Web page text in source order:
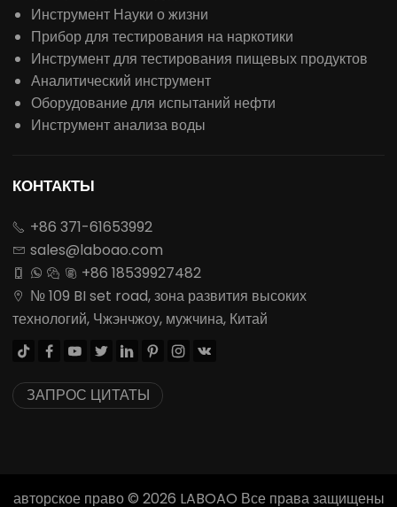
Инструмент Науки о жизни
Прибор для тестирования на наркотики
Инструмент для тестирования пищевых продуктов
Аналитический инструмент
Оборудование для испытаний нефти
Инструмент анализа воды
КОНТАКТЫ
 +86 371-61653992
 sales@laboao.com
    +86 18539927482

№ 109 BI set road, зона развития высоких
технологий, Чжэнчжоу, мужчина, Китай
       
ЗАПРОС ЦИТАТЫ
авторское право © 2026 LABOAO Все права защищены